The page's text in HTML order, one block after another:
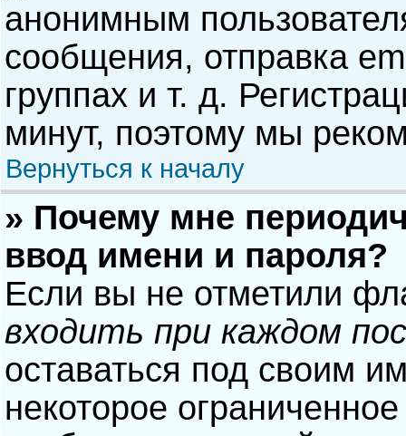
анонимным
сообщения, отправка
группах и т. д.
минут, поэтому мы
Вернуться к началу
» Почему мне
ввод имени и пароля?
Если вы не отметили
входить при каждом
оставаться под своим
некоторое